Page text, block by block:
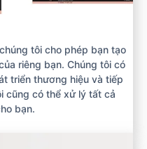
tôi cho phép bạn tạo
riêng bạn. Chúng tôi có
triển thương hiệu và tiếp
cũng có thể xử lý tất cả
bạn.